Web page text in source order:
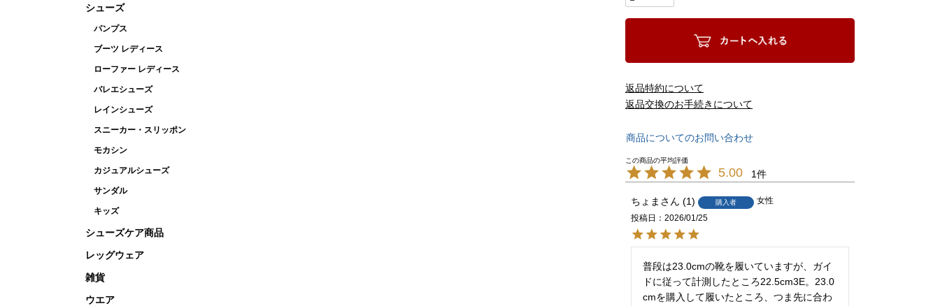
シューズ
パンプス
ブーツ レディース
ローファー レディース
バレエシューズ
レインシューズ
スニーカー・スリッポン
モカシン
カジュアルシューズ
サンダル
キッズ
シューズケア商品
レッグウェア
雑貨
ウエア
返品特約について
返品交換のお手続きについて
商品についてのお問い合わせ
5.00 1
ちょま 1 購入者
女性
投稿日
2026/01/25
普段は23.0cmの靴を履いていますが、ガイ
ドに従って計測したところ22.5cm3E。23.0
cmを購入して履いたところ、つま先に合わ